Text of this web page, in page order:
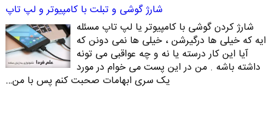
شارژ گوشی و تبلت با کامپیوتر و لپ تاپ
شارژ کردن گوشی با کامپیوتر یا لپ تاپ مسئله
ایه که خیلی ها درگیرشن ، خیلی ها نمی دونن که
آیا این کار درسته یا نه و چه عواقبی می تونه
داشته باشه . من در این پست می خوام در مورد
یک سری ابهامات صحبت کنم پس با من…